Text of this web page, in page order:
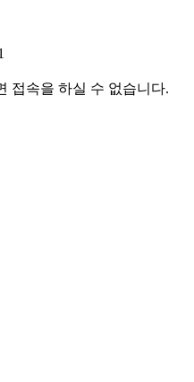
접속을 하실 수 없습니다.